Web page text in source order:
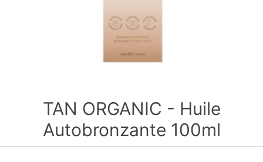
TAN ORGANIC - Huile
Autobronzante 100ml